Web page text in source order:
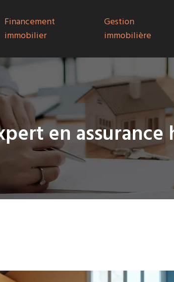
Financement
immobilier
Gestion
immobilière
en